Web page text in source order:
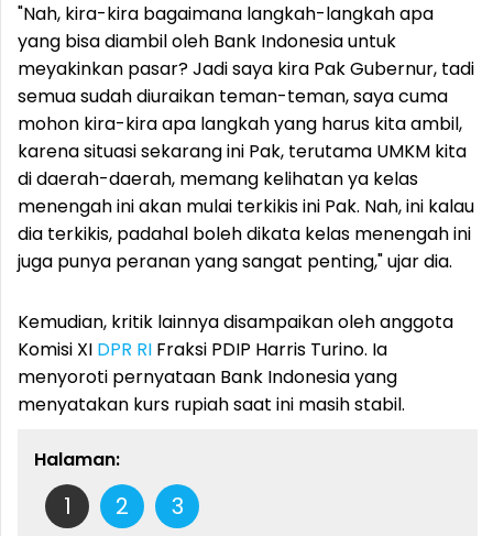
"Nah, kira-kira bagaimana langkah-langkah apa
yang bisa diambil oleh Bank Indonesia untuk
meyakinkan pasar? Jadi saya kira Pak Gubernur, tadi
semua sudah diuraikan teman-teman, saya cuma
mohon kira-kira apa langkah yang harus kita ambil,
karena situasi sekarang ini Pak, terutama UMKM kita
di daerah-daerah, memang kelihatan ya kelas
menengah ini akan mulai terkikis ini Pak. Nah, ini kalau
dia terkikis, padahal boleh dikata kelas menengah ini
juga punya peranan yang sangat penting," ujar dia.
Kemudian, kritik lainnya disampaikan oleh anggota
Komisi XI DPR RI Fraksi PDIP Harris Turino. Ia
menyoroti pernyataan Bank Indonesia yang
menyatakan kurs rupiah saat ini masih stabil.
Halaman:
1 2 3